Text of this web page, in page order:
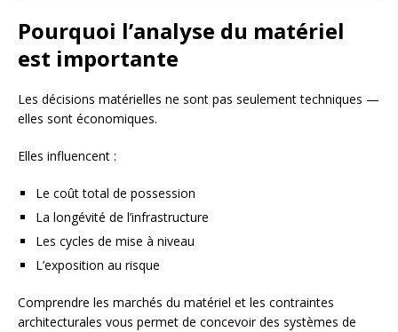
Pourquoi l’analyse du matériel
est importante
Les décisions matérielles ne sont pas seulement techniques —
elles sont économiques.
Elles influencent :
Le coût total de possession
La longévité de l’infrastructure
Les cycles de mise à niveau
L’exposition au risque
Comprendre les marchés du matériel et les contraintes
architecturales vous permet de concevoir des systèmes de